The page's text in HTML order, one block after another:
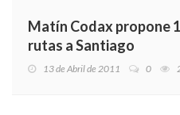
Matín Codax propone
rutas a Santiago
13 de Abril de 2011 0